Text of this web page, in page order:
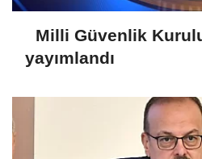
Milli Güvenlik
yayımlandı